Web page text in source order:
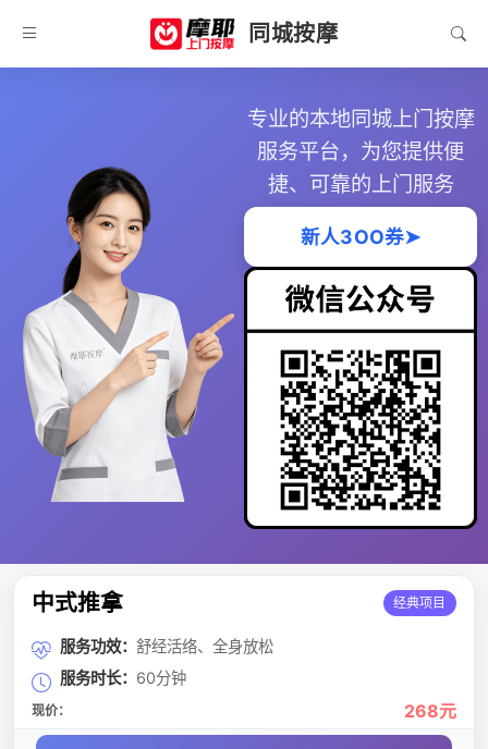
同城按摩
专业的本地同城上门按摩
服务平台，为您提供便
捷、可靠的上门服务
新人3OO券➤
中式推拿 经典项目
服务功效： 舒经活络、全身放松
服务时长： 60分钟
现价： 268元